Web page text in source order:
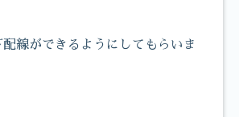
線ができるようにしてもらいま